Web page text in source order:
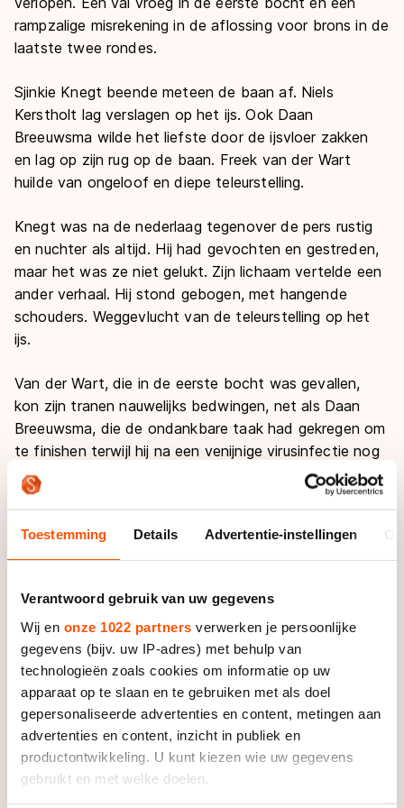
Toestemming Details Advertentie-instellingen
Verantwoord gebruik van uw gegevens
Wij en onze 1022 partners verwerken je persoonlijke
gegevens (bijv. uw IP-adres) met behulp van
technologieën zoals cookies om informatie op uw
apparaat op te slaan en te gebruiken met als doel
gepersonaliseerde advertenties en content, metingen aan
advertenties en content, inzicht in publiek en
productontwikkeling. U kunt kiezen wie uw gegevens
gebruikt en met welke doelen.
rampzalige misrekening in de aflossing voor brons in de
laatste twee rondes.
Sjinkie Knegt beende meteen de baan af. Niels
Kerstholt lag verslagen op het ijs. Ook Daan
Breeuwsma wilde het liefste door de ijsvloer zakken
en lag op zijn rug op de baan. Freek van der Wart
huilde van ongeloof en diepe teleurstelling.
Knegt was na de nederlaag tegenover de pers rustig
en nuchter als altijd. Hij had gevochten en gestreden,
maar het was ze niet gelukt. Zijn lichaam vertelde een
ander verhaal. Hij stond gebogen, met hangende
schouders. Weggevlucht van de teleurstelling op het
ijs.
Van der Wart, die in de eerste bocht was gevallen,
kon zijn tranen nauwelijks bedwingen, net als Daan
Breeuwsma, die de ondankbare taak had gekregen om
te finishen terwijl hij na een venijnige virusinfectie nog
niet de absolute topvorm te pakken had.
mannen af, die netjes in de mixed zone de pers te
woord stonden. Terwijl Breeuwsma zijn verhaal deed
wachten tot hij klaar was. Ze waren kapot, maar
professioneel genoeg om zich niet aan de pers te
onttrekken, hoe graag ze dat ongetwijfeld hadden
gedaan. Urenlang in een donkere kleedkamer zitten en
maar hopen dat de verschrikkelijke finale een
onwaarheid zou worden.
Kerstholt, de analyticus, had de fouten gezien tijdens
de wedstrijd. De ploeg was in paniek geraakt na de val